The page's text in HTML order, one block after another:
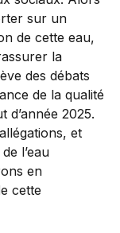
sur un
de cette eau,
la
des débats
de la qualité
d’année 2025.
et
l’eau
en
cette